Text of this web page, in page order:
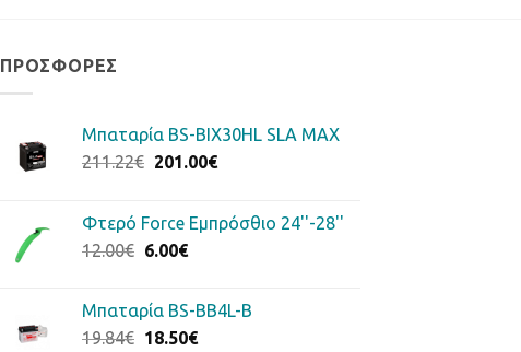
ΠΡΟΣΦΟΡΈΣ
Μπαταρία BS-BIX30HL SLA MAX
211.22€ Original
211.22€.
201.00€Η
είναι:
Φτερό Force Εμπρόσθιο 24''-28''
12.00€ Original
12.00€.
6.00€Η
είναι:
6.00€.
Μπαταρία BS-BB4L-B
19.84€ Original
18.50€Η